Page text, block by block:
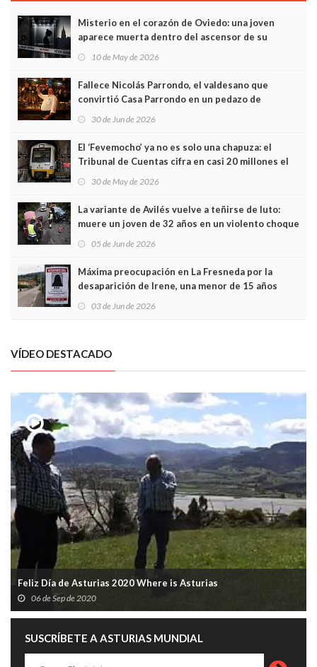
Misterio en el corazón de Oviedo: una joven
aparece muerta dentro del ascensor de su
10 de May de 2026
Fallece Nicolás Parrondo, el valdesano que
convirtió Casa Parrondo en un pedazo de
30 de Jun de 2026
El ‘Fevemocho’ ya no es solo una chapuza: el
Tribunal de Cuentas cifra en casi 20 millones el
30 de May de 2026
La variante de Avilés vuelve a teñirse de luto:
muere un joven de 32 años en un violento choque
05 de Jun de 2026
Máxima preocupación en La Fresneda por la
desaparición de Irene, una menor de 15 años
03 de Jun de 2026
VÍDEO DESTACADO
Feliz Día de Asturias 2020 Where is Asturias
06 de Sep de 2020
SUSCRÍBETE A ASTURIAS MUNDIAL